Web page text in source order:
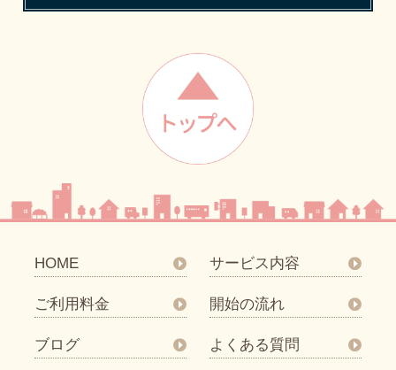
HOME サービス内容
ご利用料金 開始の流れ
ブログ よくある質問